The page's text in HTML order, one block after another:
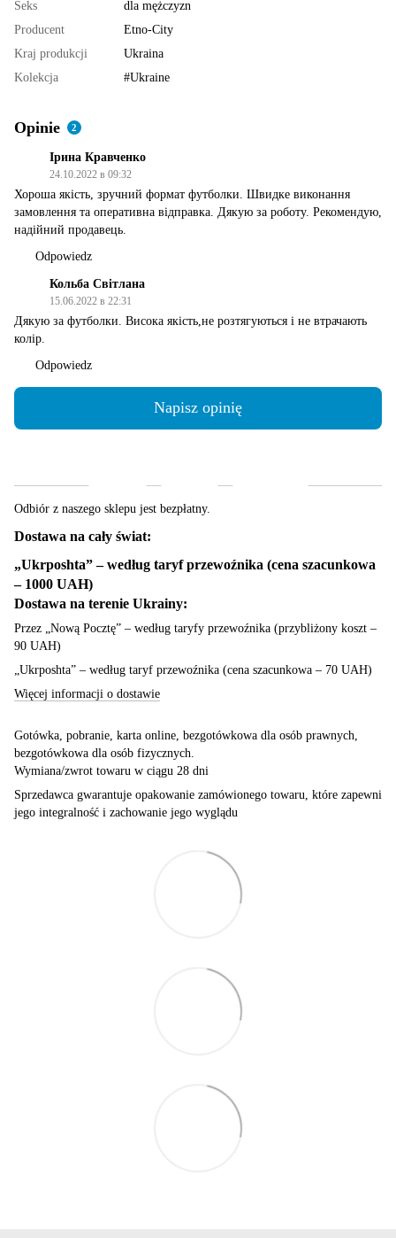
Seks
dla mężczyzn
Producent
Etno-City
Kraj produkcji
Ukraina
Kolekcja
#Ukraine
Opinie 2
Ірина Кравченко
24.10.2022 в 09:32
Хороша якість, зручний формат футболки. Швидке виконання
замовлення та оперативна відправка. Дякую за роботу. Рекомендую,
надійний продавець.
Odpowiedz
Кольба Світлана
15.06.2022 в 22:31
Дякую за футболки. Висока якість,не розтягуються і не втрачають
колір.
Odpowiedz
Napisz opinię
Odbiór z naszego sklepu jest bezpłatny.
Dostawa na cały świat:
„Ukrposhta” – według taryf przewoźnika (cena szacunkowa
– 1000 UAH)
Dostawa na terenie Ukrainy:
Przez „Nową Pocztę” – według taryfy przewoźnika (przybliżony koszt –
90 UAH)
„Ukrposhta” – według taryf przewoźnika (cena szacunkowa – 70 UAH)
Więcej informacji o dostawie
Gotówka, pobranie, karta online, bezgotówkowa dla osób prawnych,
bezgotówkowa dla osób fizycznych.
Wymiana/zwrot towaru w ciągu 28 dni
Sprzedawca gwarantuje opakowanie zamówionego towaru, które zapewni
jego integralność i zachowanie jego wyglądu